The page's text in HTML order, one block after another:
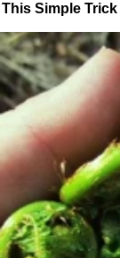
This Simple